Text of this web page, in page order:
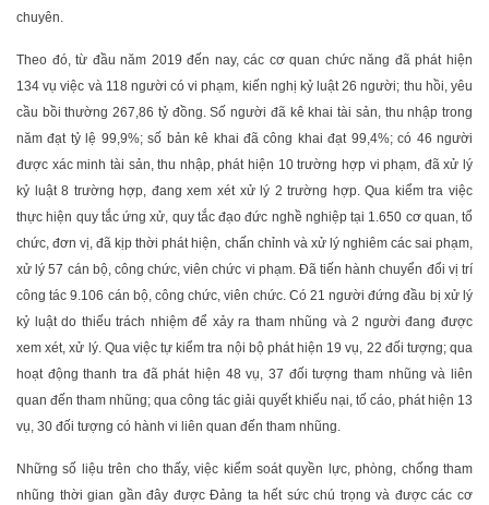
chuyên.
Theo đó, từ đầu năm 2019 đến nay, các cơ quan chức năng đã phát hiện
134 vụ việc và 118 người có vi phạm, kiến nghị kỷ luật 26 người; thu hồi, yêu
cầu bồi thường 267,86 tỷ đồng. Số người đã kê khai tài sản, thu nhập trong
năm đạt tỷ lệ 99,9%; số bản kê khai đã công khai đạt 99,4%; có 46 người
được xác minh tài sản, thu nhập, phát hiện 10 trường hợp vi phạm, đã xử lý
kỷ luật 8 trường hợp, đang xem xét xử lý 2 trường hợp. Qua kiểm tra việc
thực hiện quy tắc ứng xử, quy tắc đạo đức nghề nghiệp tại 1.650 cơ quan, tổ
chức, đơn vị, đã kịp thời phát hiện, chấn chỉnh và xử lý nghiêm các sai phạm,
xử lý 57 cán bộ, công chức, viên chức vi phạm. Đã tiến hành chuyển đổi vị trí
công tác 9.106 cán bộ, công chức, viên chức. Có 21 người đứng đầu bị xử lý
kỷ luật do thiếu trách nhiệm để xảy ra tham nhũng và 2 người đang được
xem xét, xử lý. Qua việc tự kiểm tra nội bộ phát hiện 19 vụ, 22 đối tượng; qua
hoạt động thanh tra đã phát hiện 48 vụ, 37 đối tượng tham nhũng và liên
quan đến tham nhũng; qua công tác giải quyết khiếu nại, tố cáo, phát hiện 13
vụ, 30 đối tượng có hành vi liên quan đến tham nhũng.
Những số liệu trên cho thấy, việc kiểm soát quyền lực, phòng, chống tham
nhũng thời gian gần đây được Đảng ta hết sức chú trọng và được các cơ